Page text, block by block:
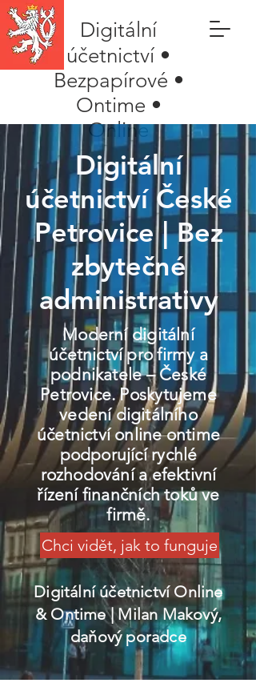
Digitální
účetnictví •
Bezpapírové •
Ontime •
Online
Digitální
účetnictví České
Petrovice | Bez
zbytečné
administrativy
Moderní digitální
účetnictví pro firmy a
podnikatele – České
Petrovice. Poskytujeme
vedení digitálního
účetnictví online ontime
podporující rychlé
rozhodování a efektivní
řízení finančních toků ve
firmě.
Chci vidět, jak to funguje
Digitální účetnictví Online
& Ontime| Milan Makový,
daňový poradce